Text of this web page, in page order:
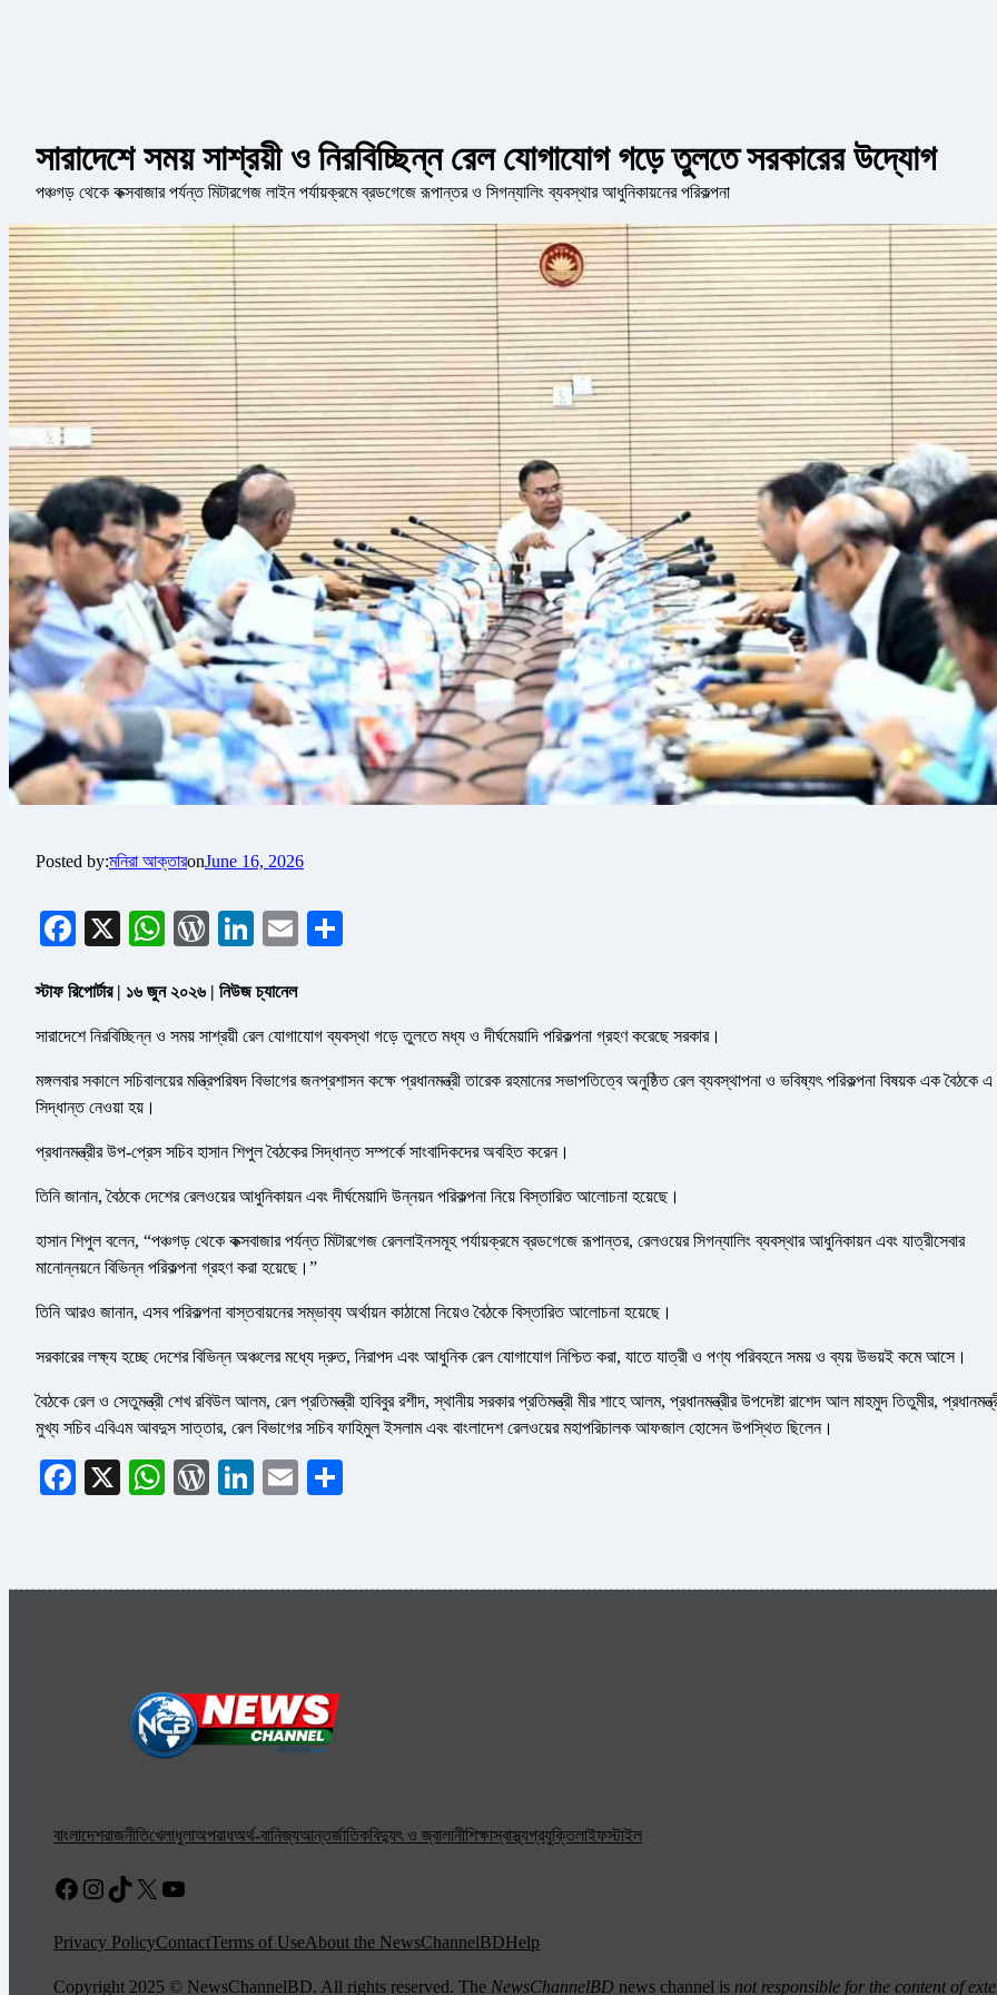
সারাদেশে সময় সাশ্রয়ী ও নিরবিচ্ছিন্ন রেল যোগাযোগ গড়ে তুলতে সরকারের উদ্যোগ
পঞ্চগড় থেকে কক্সবাজার পর্যন্ত মিটারগেজ লাইন পর্যায়ক্রমে ব্রডগেজে রূপান্তর ও সিগন্যালিং ব্যবস্থার আধুনিকায়নের পরিকল্পনা
Posted by:মনিরা আক্তারonJune 16, 2026
Facebook
X WhatsApp
WordPress
LinkedIn
Email
স্টাফ রিপোর্টার | ১৬ জুন ২০২৬ | নিউজ চ্যানেল
সারাদেশে নিরবিচ্ছিন্ন ও সময় সাশ্রয়ী রেল যোগাযোগ ব্যবস্থা গড়ে তুলতে মধ্য ও দীর্ঘমেয়াদি পরিকল্পনা গ্রহণ করেছে সরকার।
মঙ্গলবার সকালে সচিবালয়ের মন্ত্রিপরিষদ বিভাগের জনপ্রশাসন কক্ষে প্রধানমন্ত্রী তারেক রহমানের সভাপতিত্বে অনুষ্ঠিত রেল ব্যবস্থাপনা ও ভবিষ্যৎ পরিকল্পনা বিষয়ক এক বৈঠকে এ
সিদ্ধান্ত নেওয়া হয়।
প্রধানমন্ত্রীর উপ-প্রেস সচিব হাসান শিপুল বৈঠকের সিদ্ধান্ত সম্পর্কে সাংবাদিকদের অবহিত করেন।
তিনি জানান, বৈঠকে দেশের রেলওয়ের আধুনিকায়ন এবং দীর্ঘমেয়াদি উন্নয়ন পরিকল্পনা নিয়ে বিস্তারিত আলোচনা হয়েছে।
হাসান শিপুল বলেন, “পঞ্চগড় থেকে কক্সবাজার পর্যন্ত মিটারগেজ রেললাইনসমূহ পর্যায়ক্রমে ব্রডগেজে রূপান্তর, রেলওয়ের সিগন্যালিং ব্যবস্থার আধুনিকায়ন এবং যাত্রীসেবার
মানোন্নয়নে বিভিন্ন পরিকল্পনা গ্রহণ করা হয়েছে।”
তিনি আরও জানান, এসব পরিকল্পনা বাস্তবায়নের সম্ভাব্য অর্থায়ন কাঠামো নিয়েও বৈঠকে বিস্তারিত আলোচনা হয়েছে।
সরকারের লক্ষ্য হচ্ছে দেশের বিভিন্ন অঞ্চলের মধ্যে দ্রুত, নিরাপদ এবং আধুনিক রেল যোগাযোগ নিশ্চিত করা, যাতে যাত্রী ও পণ্য পরিবহনে সময় ও ব্যয় উভয়ই কমে আসে।
বৈঠকে রেল ও সেতুমন্ত্রী শেখ রবিউল আলম, রেল প্রতিমন্ত্রী হাবিবুর রশীদ, স্থানীয় সরকার প্রতিমন্ত্রী মীর শাহে আলম, প্রধানমন্ত্রীর উপদেষ্টা রাশেদ আল মাহমুদ তিতুমীর,
মুখ্য সচিব এবিএম আবদুস সাত্তার, রেল বিভাগের সচিব ফাহিমুল ইসলাম এবং বাংলাদেশ রেলওয়ের মহাপরিচালক আফজাল হোসেন উপস্থিত ছিলেন।
Facebook
X WhatsApp
WordPress
LinkedIn
Email
বাংলাদেশরাজনীতিখেলাধুলাঅপরাধঅর্থ-বানিজ্যআন্তর্জাতিকবিদ্যুৎ ও জ্বালানীশিক্ষাস্বাস্থ্যপ্রযুক্তিলাইফস্টাইল
Facebook
Instagram
TikTok
X YouTube
Privacy PolicyContactTerms of UseAbout the NewsChannelBDHelp
Copyright 2025 © NewsChannelBD. All rights reserved. The NewsChannelBD news channel is not responsible for the content of